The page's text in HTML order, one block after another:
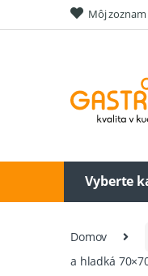
to
to
Môj zoznam
Vyberte
Domov
a hladká